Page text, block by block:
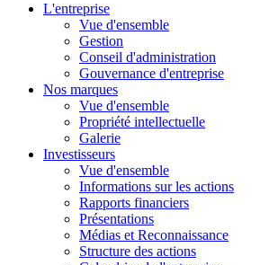
L'entreprise
Vue d'ensemble
Gestion
Conseil d'administration
Gouvernance d'entreprise
Nos marques
Vue d'ensemble
Propriété intellectuelle
Galerie
Investisseurs
Vue d'ensemble
Informations sur les actions
Rapports financiers
Présentations
Médias et Reconnaissance
Structure des actions